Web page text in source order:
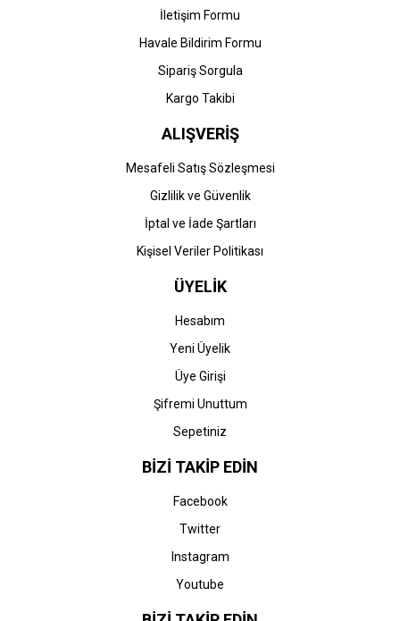
İletişim Formu
Havale Bildirim Formu
Sipariş Sorgula
Kargo Takibi
ALIŞVERİŞ
Mesafeli Satış Sözleşmesi
Gizlilik ve Güvenlik
İptal ve İade Şartları
Kişisel Veriler Politikası
ÜYELİK
Hesabım
Yeni Üyelik
Üye Girişi
Şifremi Unuttum
Sepetiniz
BİZİ TAKİP EDİN
Facebook
Twitter
Instagram
Youtube